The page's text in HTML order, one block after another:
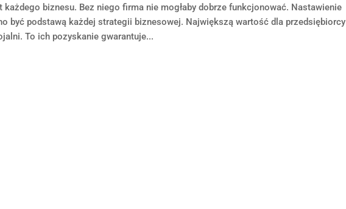
każdego biznesu. Bez niego firma nie mogłaby dobrze funkcjonować. Nastawienie
być podstawą każdej strategii biznesowej. Największą wartość dla przedsiębiorcy
To ich pozyskanie gwarantuje...